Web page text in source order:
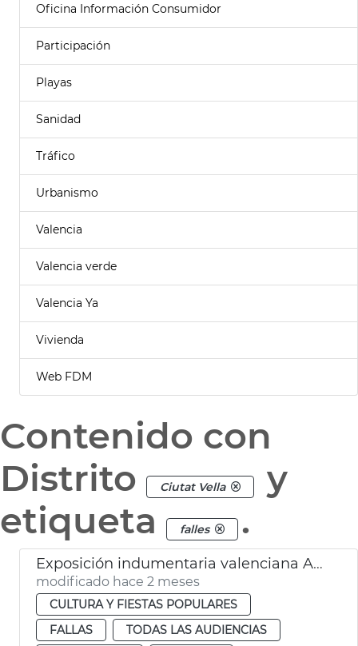
Oficina Información Consumidor
Participación
Playas
Sanidad
Tráfico
Urbanismo
Valencia
Valencia verde
Valencia Ya
Vivienda
Web FDM
Contenido con
Distrito
Ciutat Vella
y
etiqueta
falles .
Exposición indumentaria valenciana Ayuntamiento València
modificado hace 2 meses
CULTURA Y FIESTAS POPULARES
FALLAS
TODAS LAS AUDIENCIAS